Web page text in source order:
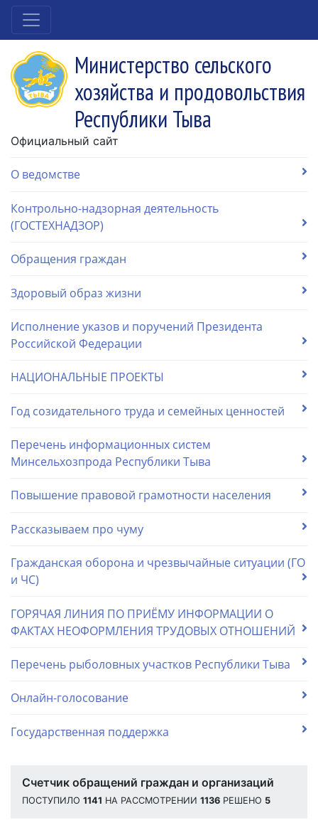
Министерство сельского
хозяйства и продовольствия
Республики Тыва
Официальный сайт
О ведомстве
Контрольно-надзорная деятельность
(ГОСТЕХНАДЗОР)
Обращения граждан
Здоровый образ жизни
Исполнение указов и поручений Президента
Российской Федерации
НАЦИОНАЛЬНЫЕ ПРОЕКТЫ
Год созидательного труда и семейных ценностей
Перечень информационных систем
Минсельхозпрода Республики Тыва
Повышение правовой грамотности населения
Рассказываем про чуму
Гражданская оборона и чрезвычайные ситуации (ГО
и ЧС)
ГОРЯЧАЯ ЛИНИЯ ПО ПРИЁМУ ИНФОРМАЦИИ О
ФАКТАХ НЕОФОРМЛЕНИЯ ТРУДОВЫХ ОТНОШЕНИЙ
Перечень рыболовных участков Республики Тыва
Онлайн-голосование
Государственная поддержка
Счетчик обращений граждан и организаций
ПОСТУПИЛО 1141 НА РАССМОТРЕНИИ 1136 РЕШЕНО 5